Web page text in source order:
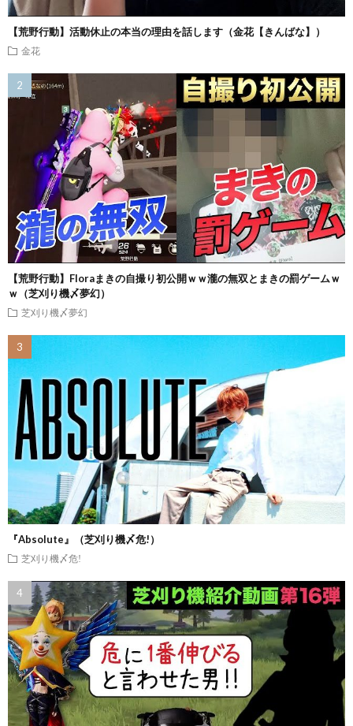
【荒野行動】活動休止の本当の理由を話します（金花【きんばな】）
金花
【荒野行動】Floraまきの自撮り初公開ｗｗ瀧の無双とまきの罰ゲームｗ
ｗ（芝刈り機〆夢幻）
芝刈り機〆夢幻
『Absolute』（芝刈り機〆危!）
芝刈り機〆危!